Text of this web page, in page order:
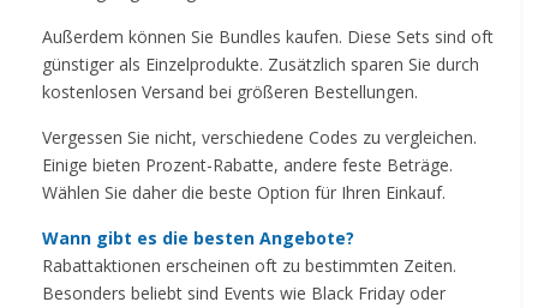
Außerdem können Sie Bundles kaufen. Diese Sets sind oft
günstiger als Einzelprodukte. Zusätzlich sparen Sie durch
kostenlosen Versand bei größeren Bestellungen.
Vergessen Sie nicht, verschiedene Codes zu vergleichen.
Einige bieten Prozent-Rabatte, andere feste Beträge.
Wählen Sie daher die beste Option für Ihren Einkauf.
Wann gibt es die besten Angebote?
Rabattaktionen erscheinen oft zu bestimmten Zeiten.
Besonders beliebt sind Events wie Black Friday oder